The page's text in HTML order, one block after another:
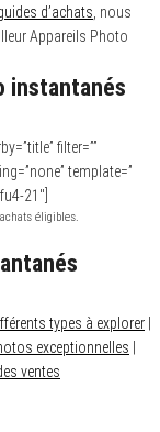
d’achats , nous
Appareils Photo
instantanés
filter=””
template=”
21″]
éligibles.
types à explorer
exceptionnelles
ventes